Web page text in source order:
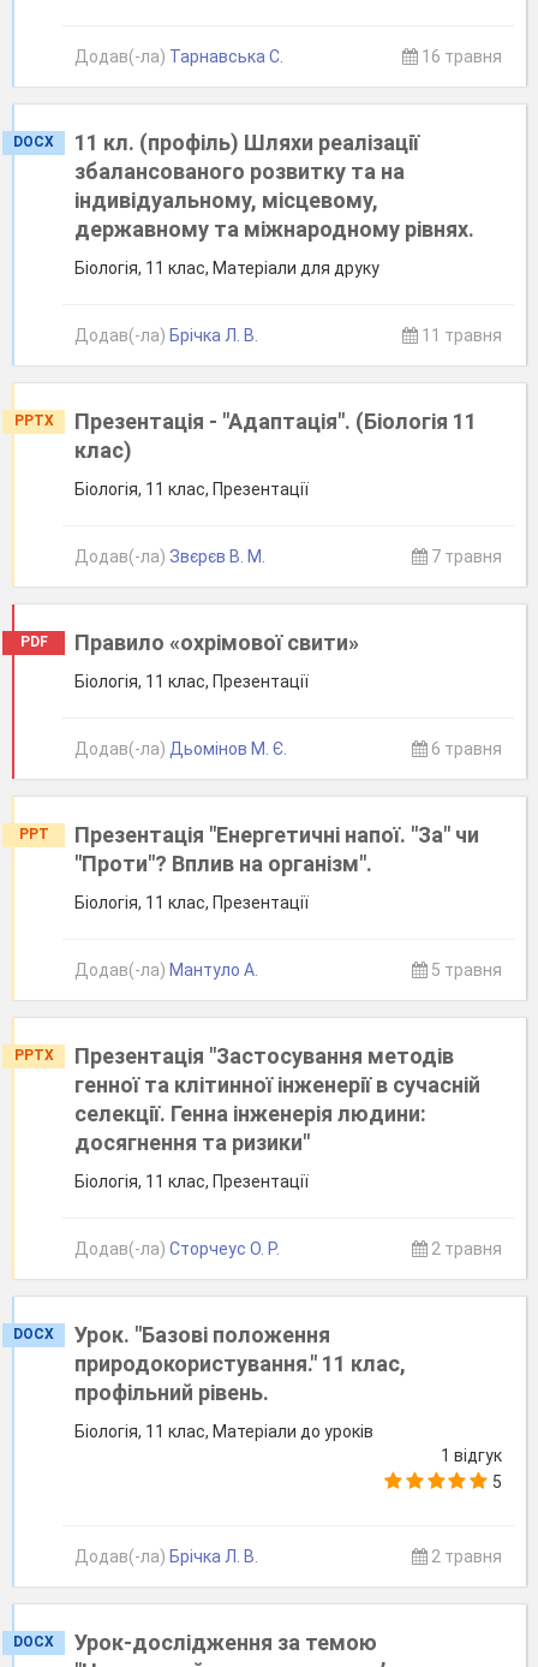
Додав(-ла) Тарнавська С. 16 травня
DOCX
11 кл. (профіль) Шляхи реалізації
збалансованого розвитку та на
індивідуальному, місцевому,
державному та міжнародному рівнях.
Біологія, 11 клас, Матеріали для друку
Додав(-ла) Брічка Л. В. 11 травня
PPTX
Презентація - "Адаптація". (Біологія 11
клас)
Біологія, 11 клас, Презентації
Додав(-ла) Звєрєв В. М. 7 травня
PDF Правило «охрімової свити»
Біологія, 11 клас, Презентації
Додав(-ла) Дьомінов М. Є. 6 травня
PPT
Презентація "Енергетичні напої. "За" чи
"Проти"? Вплив на організм".
Біологія, 11 клас, Презентації
Додав(-ла) Мантуло А. 5 травня
PPTX
Презентація "Застосування методів
генної та клітинної інженерії в сучасній
селекції. Генна інженерія людини:
досягнення та ризики"
Біологія, 11 клас, Презентації
Додав(-ла) Сторчеус О. Р. 2 травня
DOCX
Урок. "Базові положення
природокористування." 11 клас,
профільний рівень.
Біологія, 11 клас, Матеріали до уроків
1 відгук
5
Додав(-ла) Брічка Л. В. 2 травня
DOCX
Урок-дослідження за темою